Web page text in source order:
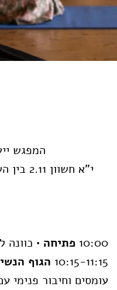
המפגש
י"א חשוון 2.11 בין השעות 10:00-13:00 בזום!
10:00 פתיחה •
10:15-11:15 הגוף
עומסים וחיבור פנימי